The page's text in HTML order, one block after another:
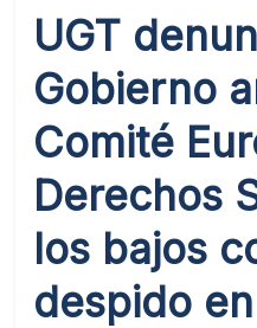
UGT
Gobierno
Comité
Derechos
los bajos
despido